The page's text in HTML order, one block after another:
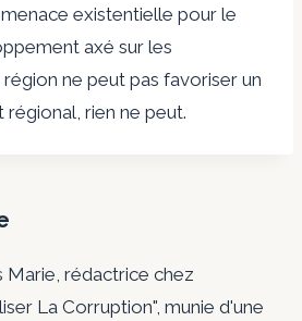
existentielle pour le
axé sur les
ne peut pas favoriser un
rien ne peut.
Marie, rédactrice chez
La Corruption", munie d'une